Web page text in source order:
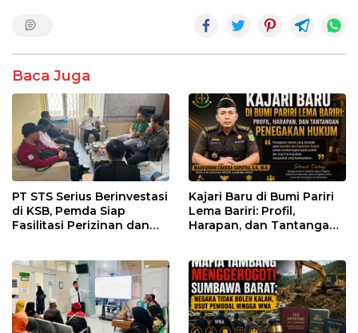
Baca Juga
PT STS Serius Berinvestasi
di KSB, Pemda Siap
Fasilitasi Perizinan dan
Kajari Baru di Bumi Pariri
Lema Bariri: Profil,
Harapan, dan Tantangan